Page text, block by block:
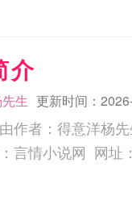
介
生 更新时间：
作者：得意洋杨